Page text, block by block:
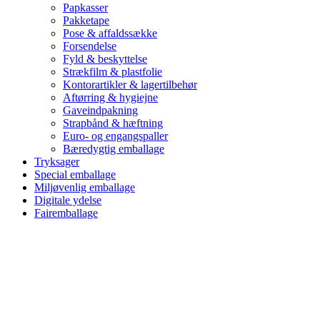
Papkasser
Pakketape
Pose & affaldssække
Forsendelse
Fyld & beskyttelse
Strækfilm & plastfolie
Kontorartikler & lagertilbehør
Aftørring & hygiejne
Gaveindpakning
Strapbånd & hæftning
Euro- og engangspaller
Bæredygtig emballage
Tryksager
Special emballage
Miljøvenlig emballage
Digitale ydelse
Fairemballage